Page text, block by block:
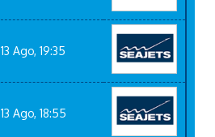
13 Ago, 19:35
13 Ago, 18:55